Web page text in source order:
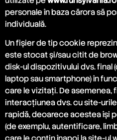
personale în baza cărora să
individuală.
Un fișier de tip cookie
este stocat și/sau citit de
disk-ul dispozitivului dvs. final
laptop sau smartphone) în
care le vizitați. De
interacțiunea dvs. cu site-
rapidă, deoarece acestea își
(de exemplu, autentificare,